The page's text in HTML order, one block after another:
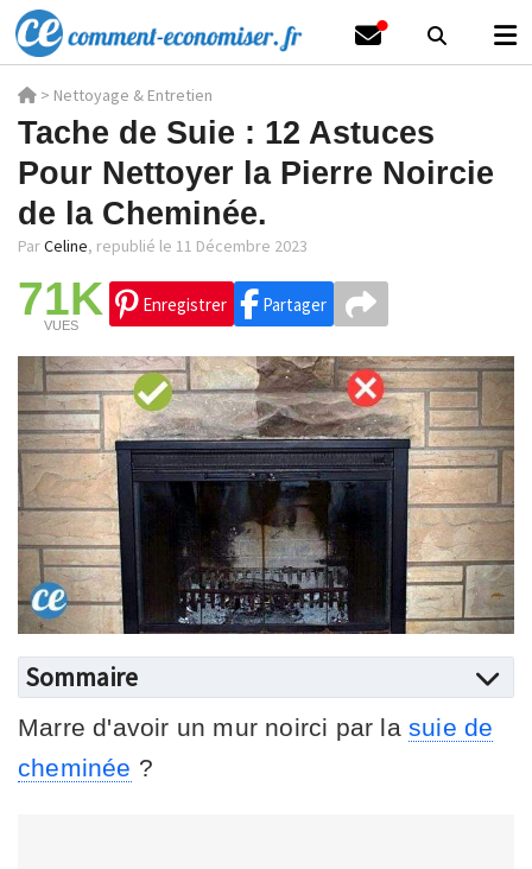
> Nettoyage & Entretien
Tache de Suie : 12 Astuces
Pour Nettoyer la Pierre Noircie
de la Cheminée.
ParCeline, republié le 11 Décembre 2023
71K
VUES
Enregistrer Partager
Sommaire
Marre d'avoir un mur noirci par lasuie de
cheminée ?